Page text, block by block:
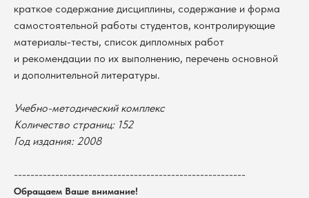
краткое содержание дисциплины, содержание и форма
самостоятельной работы студентов, контролирующие
материалы-тесты, список дипломных работ
и рекомендации по их выполнению, перечень основной
и дополнительной литературы.
Учебно-методический комплекс
Количество страниц: 152
Год издания: 2008
--------------------------------------------------------
Обращаем Ваше внимание!
Новосибирский государственный
г. Новосибирск, ул. Пирогова, 3
ИНН 5408106490